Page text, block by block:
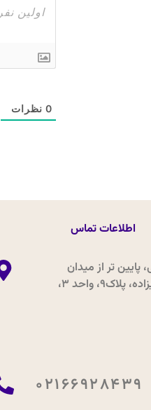
0 نظرات
اطلاعات تماس
پایین تر از میدان
انقلاب کوچه مهدیزاده، پلاک9، واحد 3،
02166928439